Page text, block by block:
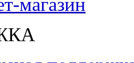
магазин